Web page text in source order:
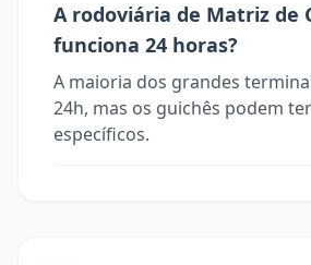
A rodoviária de Matriz de
funciona 24 horas?
A maioria dos grandes
24h, mas os guichês podem
específicos.